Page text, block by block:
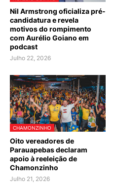
Nil Armstrong oficializa pré-
candidatura e revela
motivos do rompimento
com Aurélio Goiano em
podcast
Julho 22, 2026
CHAMONZINHO
Oito vereadores de
Parauapebas declaram
apoio à reeleição de
Chamonzinho
Julho 21, 2026